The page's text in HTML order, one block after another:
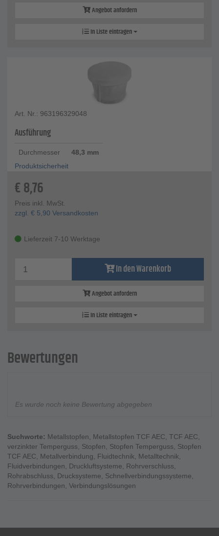
Angebot anfordern
In Liste eintragen
Art. Nr.: 963196329048
Ausführung
Durchmesser
48,3 mm
Produktsicherheit
€8,76
Preis inkl. MwSt.
zzgl. € 5,90 Versandkosten
Lieferzeit 7-10 Werktage
In den Warenkorb
Angebot anfordern
In Liste eintragen
Bewertungen
Es wurde noch keine Bewertung abgegeben
Suchworte: Metallstopfen, Metallstopfen TCF AEC, TCF AEC,
verzinkter Temperguss, Stopfen, Stopfen Temperguss, Stopfen
TCF AEC, Metallverbindung, Fluidtechnik, Metalltechnik,
Fluidverbindungen, Druckluftsysteme, Rohrverschluss,
Rohrabschluss, Drucksysteme, Schnellverbindungssysteme,
Rohrverbindungen, Verbindungslösungen